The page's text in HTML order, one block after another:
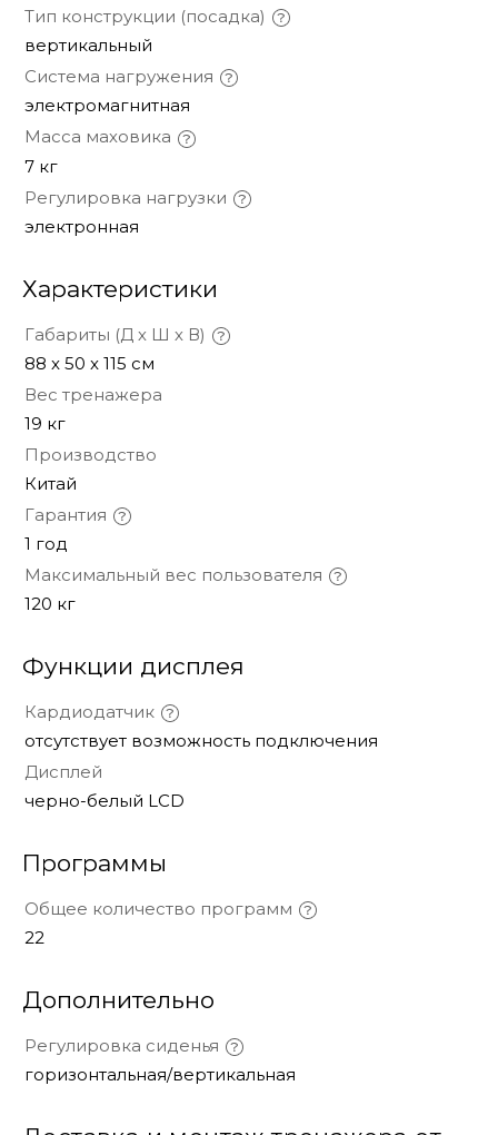
Тип конструкции (посадка)
вертикальный
Система нагружения
электромагнитная
Масса маховика
7 кг
Регулировка нагрузки
электронная
Характеристики
Габариты (Д х Ш х В)
88 x 50 x 115 см
Вес тренажера
19 кг
Производство
Китай
Гарантия
1 год
Максимальный вес пользователя
120 кг
Функции дисплея
Кардиодатчик
отсутствует возможность подключения
Дисплей
черно-белый LCD
Программы
Общее количество программ
22
Дополнительно
Регулировка сиденья
горизонтальная/вертикальная